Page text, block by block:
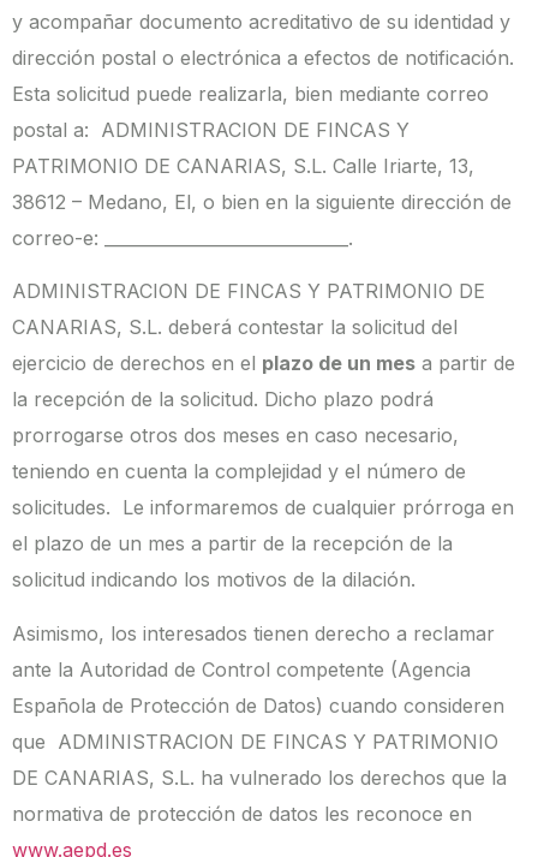
y acompañar documento acreditativo de su identidad y
dirección postal o electrónica a efectos de notificación.
Esta solicitud puede realizarla, bien mediante correo
postal a: ADMINISTRACION DE FINCAS Y
PATRIMONIO DE CANARIAS, S.L. Calle Iriarte, 13,
38612 – Medano, El, o bien en la siguiente dirección de
correo-e: _____________________________.
ADMINISTRACION DE FINCAS Y PATRIMONIO DE
CANARIAS, S.L. deberá contestar la solicitud del
ejercicio de derechos en el plazo de un mes a partir de
la recepción de la solicitud. Dicho plazo podrá
prorrogarse otros dos meses en caso necesario,
teniendo en cuenta la complejidad y el número de
solicitudes. Le informaremos de cualquier prórroga en
el plazo de un mes a partir de la recepción de la
solicitud indicando los motivos de la dilación.
Asimismo, los interesados tienen derecho a reclamar
ante la Autoridad de Control competente (Agencia
Española de Protección de Datos) cuando consideren
que ADMINISTRACION DE FINCAS Y PATRIMONIO
DE CANARIAS, S.L. ha vulnerado los derechos que la
normativa de protección de datos les reconoce en
www.aepd.es